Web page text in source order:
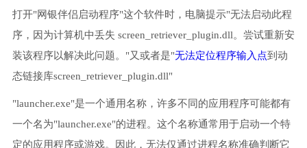
打开"网银伴侣启动程序"这个软件时，电脑提示"无法启动此程
序，因为计算机中丢失 screen_retriever_plugin.dll。尝试重新安
装该程序以解决此问题。"又或者是"无法定位程序输入点到动
态链接库screen_retriever_plugin.dll"
"launcher.exe"是一个通用名称，许多不同的应用程序可能都有
一个名为"launcher.exe"的进程。这个名称通常用于启动一个特
定的应用程序或游戏。因此，无法仅通过进程名称准确判断它